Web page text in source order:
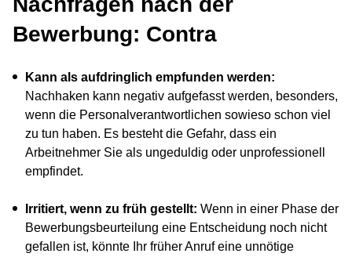
Bewerbung: Contra
Kann als aufdringlich empfunden werden:
Nachhaken kann negativ aufgefasst werden, besonders,
wenn die Personalverantwortlichen sowieso schon viel
zu tun haben. Es besteht die Gefahr, dass ein
Arbeitnehmer Sie als ungeduldig oder unprofessionell
empfindet.
Irritiert, wenn zu früh gestellt: Wenn in einer Phase der
Bewerbungsbeurteilung eine Entscheidung noch nicht
gefallen ist, könnte Ihr früher Anruf eine unnötige